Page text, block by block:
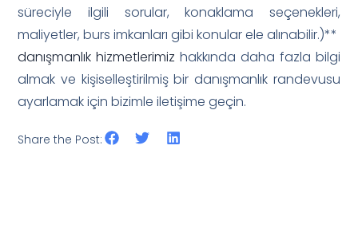
süreciyle ilgili sorular, konaklama seçenekleri,
maliyetler, burs imkanları gibi konular ele alınabilir.)**
danışmanlık hizmetlerimiz hakkında daha fazla bilgi
almak ve kişiselleştirilmiş bir danışmanlık randevusu
ayarlamak için bizimle iletişime geçin.
Share the Post: